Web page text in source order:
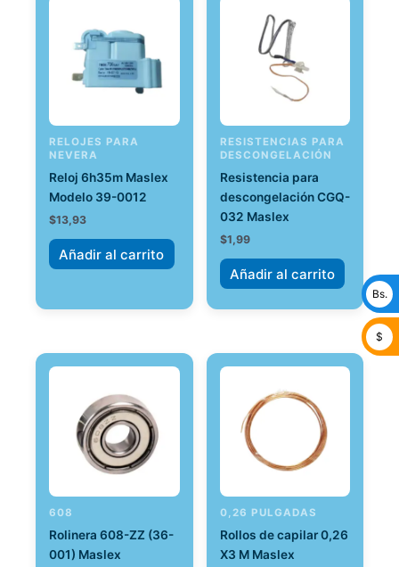
RELOJES PARA
NEVERA
Reloj 6h35m Maslex
Modelo 39-0012
$13,93
Añadir al carrito
RESISTENCIAS PARA
DESCONGELACIÓN
Resistencia para
descongelación CGQ-
032 Maslex
$1,99
Añadir al carrito
608
Rolinera 608-ZZ (36-
001) Maslex
0,26 PULGADAS
Rollos de capilar 0,26
X3 M Maslex
Bs.
$